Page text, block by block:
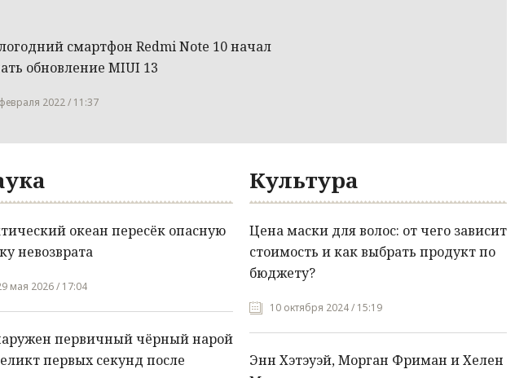
смартфон Redmi Note 10 начал
обновление MIUI 13
2022 / 11:37
океан пересёк опасную
невозврата
мая 2026 / 17:04
первичный чёрный нарой
первых секунд после
Культура
Цена маски для волос: от чего зависит
стоимость и как выбрать продукт по
бюджету?
10 октября 2024 / 15:19
Энн Хэтэуэй, Морган Фриман и Хелен